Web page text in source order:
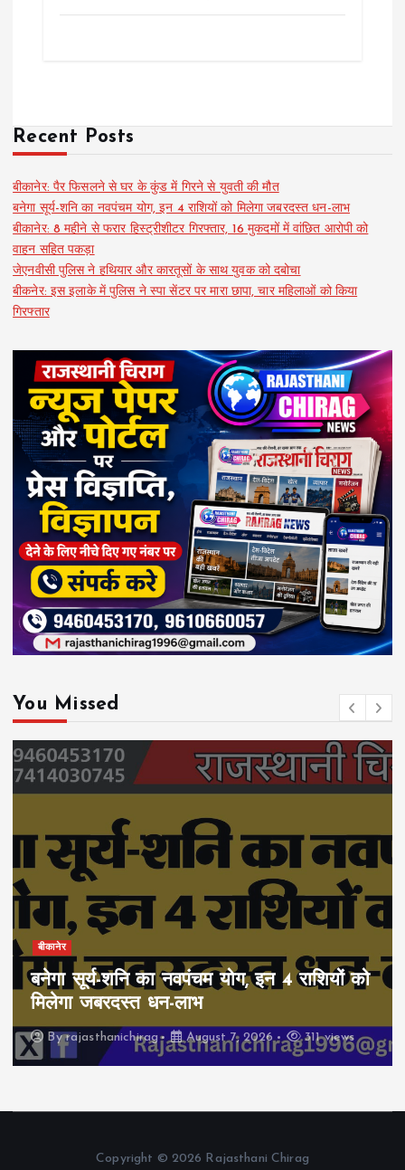
Recent Posts
बीकानेर: पैर फिसलने से घर के कुंड में गिरने से युवती की मौत
बनेगा सूर्य-शनि का नवपंचम योग, इन 4 राशियों को मिलेगा जबरदस्त धन-लाभ
बीकानेर: 8 महीने से फरार हिस्ट्रीशीटर गिरफ्तार, 16 मुकदमों में वांछित आरोपी को
वाहन सहित पकड़ा
जेएनवीसी पुलिस ने हथियार और कारतूसों के साथ युवक को दबोचा
बीकनेर: इस इलाके में पुलिस ने स्पा सेंटर पर मारा छापा, चार महिलाओं को किया
गिरफ्तार
You Missed
बीकानेर
बनेगा सूर्य-शनि का नवपंचम योग, इन 4 राशियों को
मिलेगा जबरदस्त धन-लाभ
Byrajasthanichirag August 7, 2026 311 views
Copyright © 2026 Rajasthani Chirag